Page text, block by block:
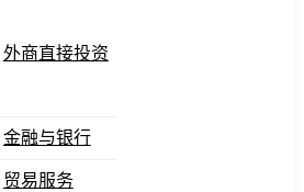
外商直接投资
金融与银行
贸易服务